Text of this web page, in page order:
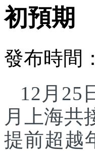
初預期
發布時間
12月25
月上海共
提前超越